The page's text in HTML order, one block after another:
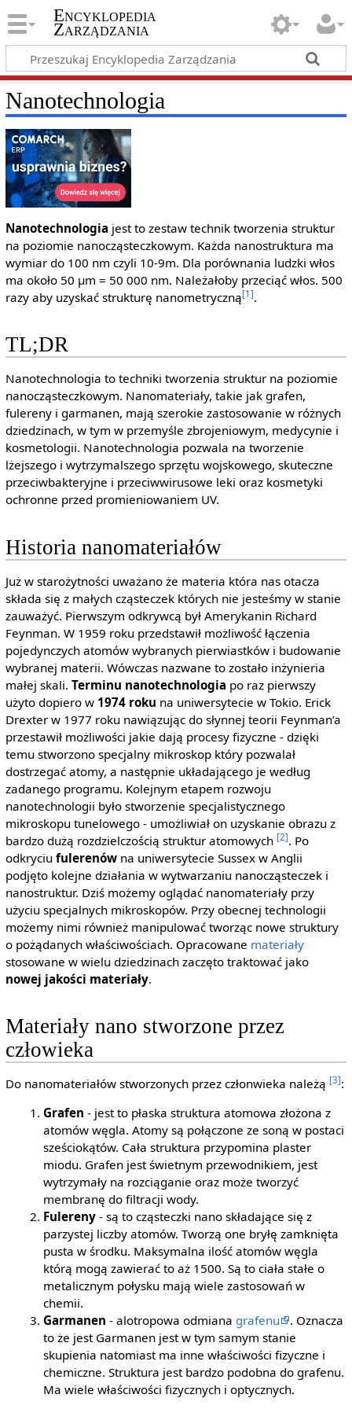
Encyklopedia
Zarządzania
Nanotechnologia
Nanotechnologia jest to zestaw technik tworzenia struktur
na poziomie nanocząsteczkowym. Każda nanostruktura ma
wymiar do 100 nm czyli 10-9m. Dla porównania ludzki włos
ma około 50 μm = 50 000 nm. Należałoby przeciąć włos. 500
razy aby uzyskać strukturę nanometryczną[1].
TL;DR
Nanotechnologia to techniki tworzenia struktur na poziomie
nanocząsteczkowym. Nanomateriały, takie jak grafen,
fulereny i garmanen, mają szerokie zastosowanie w różnych
dziedzinach, w tym w przemyśle zbrojeniowym, medycynie i
kosmetologii. Nanotechnologia pozwala na tworzenie
lżejszego i wytrzymalszego sprzętu wojskowego, skuteczne
przeciwbakteryjne i przeciwwirusowe leki oraz kosmetyki
ochronne przed promieniowaniem UV.
Historia nanomateriałów
Już w starożytności uważano że materia która nas otacza
składa się z małych cząsteczek których nie jesteśmy w stanie
zauważyć. Pierwszym odkrywcą był Amerykanin Richard
Feynman. W 1959 roku przedstawił możliwość łączenia
pojedynczych atomów wybranych pierwiastków i budowanie
wybranej materii. Wówczas nazwane to zostało inżynieria
małej skali. Terminu nanotechnologia po raz pierwszy
użyto dopiero w 1974 roku na uniwersytecie w Tokio. Erick
Drexter w 1977 roku nawiązując do słynnej teorii Feynman’a
przestawił możliwości jakie dają procesy fizyczne - dzięki
temu stworzono specjalny mikroskop który pozwalał
dostrzegać atomy, a następnie układającego je według
zadanego programu. Kolejnym etapem rozwoju
nanotechnologii było stworzenie specjalistycznego
mikroskopu tunelowego - umożliwiał on uzyskanie obrazu z
bardzo dużą rozdzielczością struktur atomowych [2]. Po
odkryciu fulerenówna uniwersytecie Sussex w Anglii
podjęto kolejne działania w wytwarzaniu nanocząsteczek i
nanostruktur. Dziś możemy oglądać nanomateriały przy
użyciu specjalnych mikroskopów. Przy obecnej technologii
możemy nimi również manipulować tworząc nowe struktury
o pożądanych właściwościach. Opracowane materiały
stosowane w wielu dziedzinach zaczęto traktować jako
nowej jakości materiały.
Materiały nano stworzone przez
człowieka
Do nanomateriałów stworzonych przez członwieka należą [3]:
Grafen - jest to płaska struktura atomowa złożona z
atomów węgla. Atomy są połączone ze soną w postaci
sześciokątów. Cała struktura przypomina plaster
miodu. Grafen jest świetnym przewodnikiem, jest
wytrzymały na rozciąganie oraz może tworzyć
membranę do filtracji wody.
Fulereny - są to cząsteczki nano składające się z
parzystej liczby atomów. Tworzą one bryłę zamknięta
pusta w środku. Maksymalna ilość atomów węgla
którą mogą zawierać to aż 1500. Są to ciała stałe o
metalicznym połysku mają wiele zastosowań w
chemii.
Garmanen - alotropowa odmiana grafenu
. Oznacza
to że jest Garmanen jest w tym samym stanie
skupienia natomiast ma inne właściwości fizyczne i
chemiczne. Struktura jest bardzo podobna do grafenu.
Ma wiele właściwości fizycznych i optycznych.